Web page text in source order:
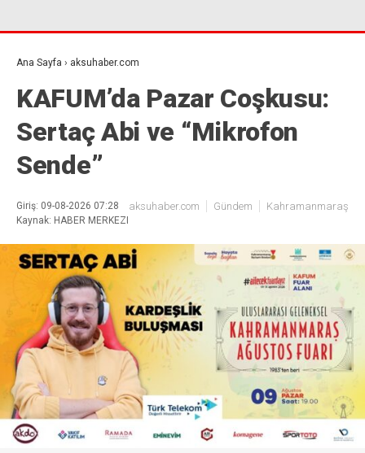
Ana Sayfa › aksuhaber.com
KAFUM’da Pazar Coşkusu:
Sertaç Abi ve “Mikrofon
Sende”
Giriş: 09-08-2026 07:28
Kaynak: HABER MERKEZI
aksuhaber.com Gündem Kahramanmaraş